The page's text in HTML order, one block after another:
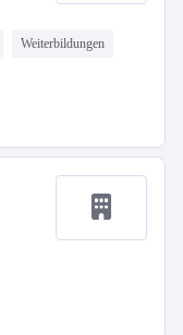
Weiterbildungen